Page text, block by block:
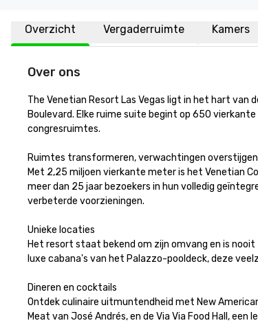
Overzicht Vergaderruimte Kamers
Over ons
The Venetian Resort Las Vegas ligt in het hart van
Boulevard. Elke ruime suite begint op 650
congresruimtes.
Ruimtes transformeren, verwachtingen overstijgen
Met 2,25 miljoen vierkante meter is het Venetian
meer dan 25 jaar bezoekers in hun volledig
verbeterde voorzieningen.
Unieke locaties
Het resort staat bekend om zijn omvang en is
luxe cabana's van het Palazzo-pooldeck, deze
Dineren en cocktails
Ontdek culinaire uitmuntendheid met New
Meat van José Andrés, en de Via Via Food Hall,